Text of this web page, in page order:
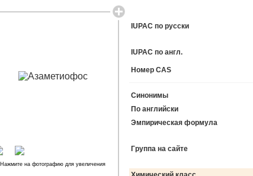
IUPAC по русски
IUPAC по англ.
Номер CAS
Синонимы
По английски
Эмпирическая формула
Группа на сайте
Нажмите на фотографию для увеличения